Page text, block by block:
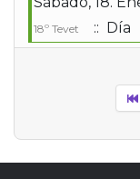
18º Tevet :: Día